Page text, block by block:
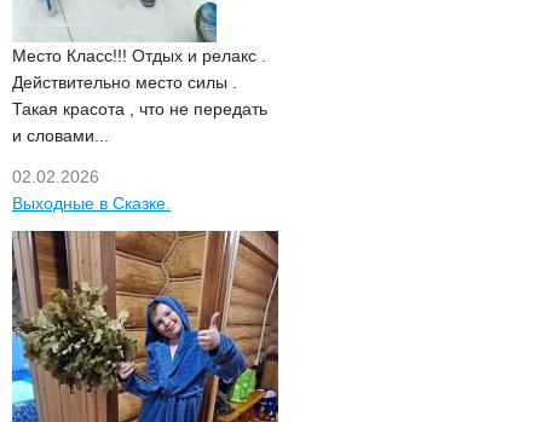
Место Класс!!! Отдых и релакс .
Действительно место силы .
Такая красота , что не передать
и словами...
02.02.2026
Выходные в Сказке.